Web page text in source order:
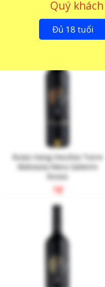
Quý
Đủ 18 tuổi
1₫
Rượu Vang Vecchia Torre
Malvasia Nera Salento
Rosso
1₫